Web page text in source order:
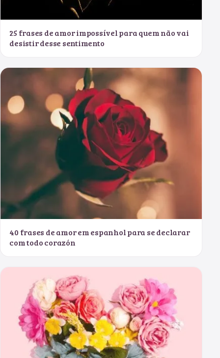
25 frases de amor impossível para quem não vai
desistir desse sentimento
40 frases de amor em espanhol para se declarar
com todo corazón